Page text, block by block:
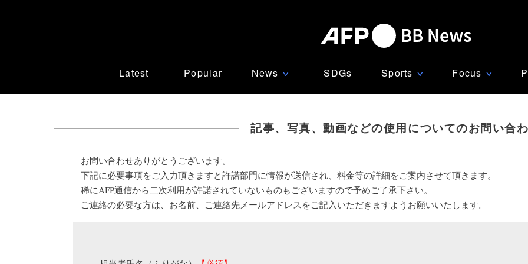
Latest Popular News ∨ SDGs Sports ∨ Focus ∨
記事、写真、動画などの使用についてのお問い合
お問い合わせありがとうございます。
下記に必要事項をご入力頂きますと許諾部門に情報が送信され、料金等の詳細をご案内させて頂きます。
稀にAFP通信から二次利用が許諾されていないものもございますので予めご了承下さい。
ご連絡の必要な方は、お名前、ご連絡先メールアドレスをご記入いただきますようお願いいたします。